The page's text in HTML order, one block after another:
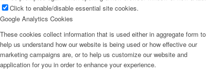
Click to enable/disable essential site cookies.
Google Analytics Cookies
These cookies collect information that is used either in aggregate form to
help us understand how our website is being used or how effective our
marketing campaigns are, or to help us customize our website and
application for you in order to enhance your experience.